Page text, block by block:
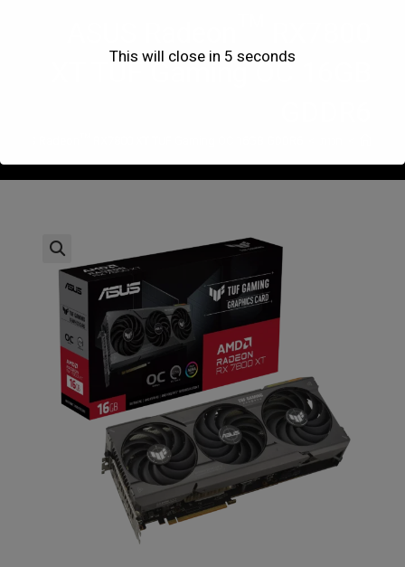
XT TUF Gaming OC 16GB
This will close in 5 seconds